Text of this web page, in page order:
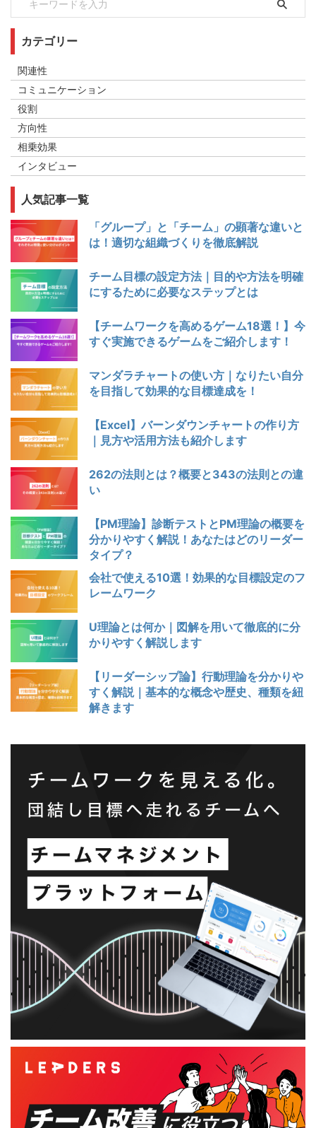
カテゴリー
関連性
コミュニケーション
役割
方向性
相乗効果
インタビュー
人気記事一覧
「グループ」と「チーム」の顕著な違いと
は！適切な組織づくりを徹底解説
チーム目標の設定方法｜目的や方法を明確
にするために必要なステップとは
【チームワークを高めるゲーム18選！】今
すぐ実施できるゲームをご紹介します！
マンダラチャートの使い方｜なりたい自分
を目指して効果的な目標達成を！
【Excel】バーンダウンチャートの作り方
｜見方や活用方法も紹介します
262の法則とは？概要と343の法則との違
い
【PM理論】診断テストとPM理論の概要を
分かりやすく解説！あなたはどのリーダー
タイプ？
会社で使える10選！効果的な目標設定のフ
レームワーク
U理論とは何か｜図解を用いて徹底的に分
かりやすく解説します
【リーダーシップ論】行動理論を分かりや
すく解説｜基本的な概念や歴史、種類を紐
解きます